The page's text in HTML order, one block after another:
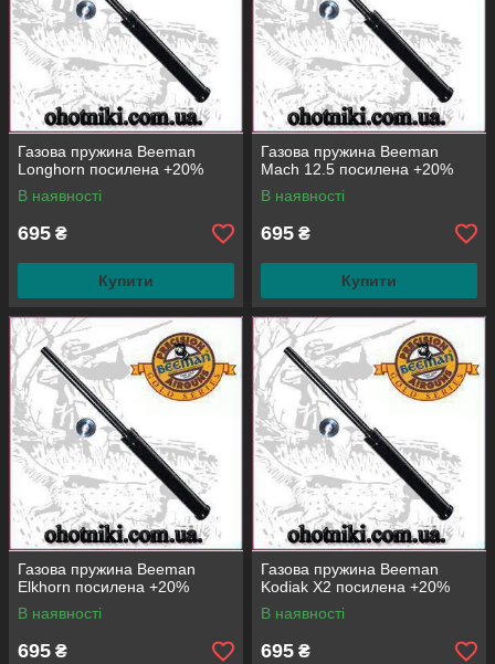
Газова пружина Beeman
Longhorn посилена +20%
В наявності
695 ₴
Купити
Газова пружина Beeman
Mach 12.5 посилена +20%
В наявності
695 ₴
Купити
Газова пружина Beeman
Elkhorn посилена +20%
В наявності
695 ₴
Газова пружина Beeman
Kodiak X2 посилена +20%
В наявності
695 ₴